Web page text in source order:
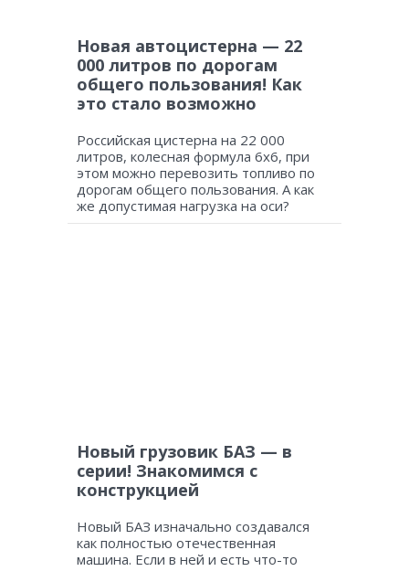
Новая автоцистерна — 22
000 литров по дорогам
общего пользования! Как
это стало возможно
Российская цистерна на 22 000
литров, колесная формула 6х6, при
этом можно перевозить топливо по
дорогам общего пользования. А как
же допустимая нагрузка на оси?
Новый грузовик БАЗ — в
серии! Знакомимся с
конструкцией
Новый БАЗ изначально создавался
как полностью отечественная
машина. Если в ней и есть что-то